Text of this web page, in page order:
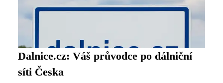
Dalnice.cz: Váš průvodce po dálniční
síti Česka